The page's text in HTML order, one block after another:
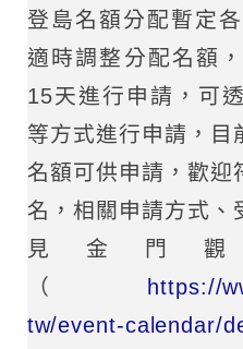
登島名額分配暫定
適時調整分配名額
15天進行申請，可
等方式進行申請，目
名額可供申請，歡迎
名，相關申請方式、
見金門
（
https://
tw/event-calendar/